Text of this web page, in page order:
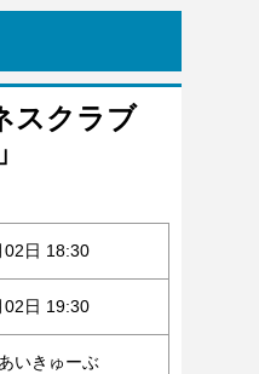
スクラブ
02日 18:30
02日 19:30
いきゅーぶ